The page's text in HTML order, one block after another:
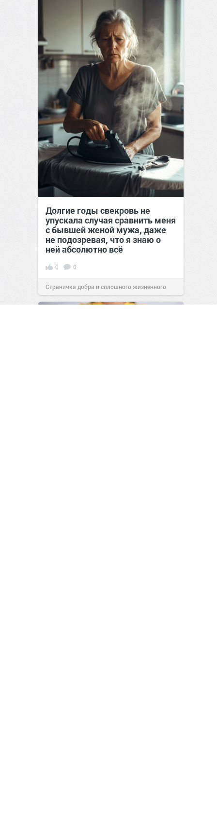
Долгие годы свекровь не
упускала случая сравнить меня
с бывшей женой мужа, даже
не подозревая, что я знаю о
ней абсолютно всё
0 0
Страничка добра и сплошного жизненного
позитива!00:2907 авг 2026